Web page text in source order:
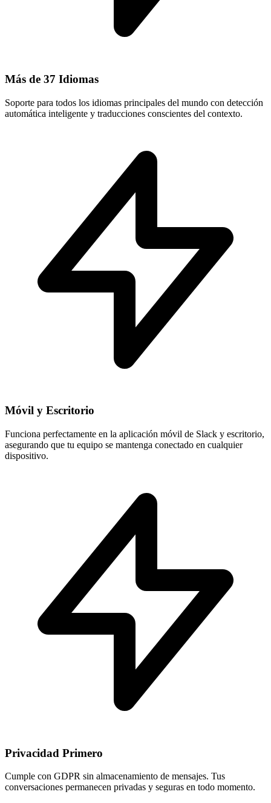
Más de 37 Idiomas
Soporte para todos los idiomas principales del mundo con detección
automática inteligente y traducciones conscientes del contexto.
Móvil y Escritorio
Funciona perfectamente en la aplicación móvil de Slack y escritorio,
asegurando que tu equipo se mantenga conectado en cualquier
dispositivo.
Privacidad Primero
Cumple con GDPR sin almacenamiento de mensajes. Tus
conversaciones permanecen privadas y seguras en todo momento.